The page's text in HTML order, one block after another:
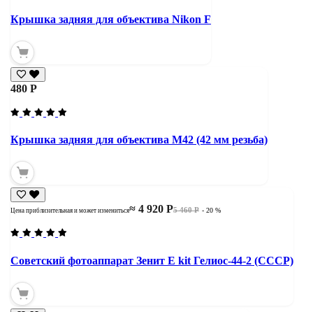
Крышка задняя для объектива Nikon F
480 Р
Крышка задняя для объектива М42 (42 мм резьба)
5 460 Р
≈ 4 920 Р
Цена приблизительная и может измениться - 20 %
Советский фотоаппарат Зенит Е kit Гелиос-44-2 (СССР)